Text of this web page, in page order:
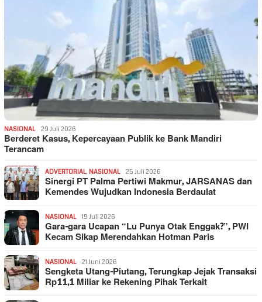
NASIONAL 29 Juli 2026
Berderet Kasus, Kepercayaan Publik ke Bank Mandiri
Terancam
ADVERTORIAL, NASIONAL 25 Juli 2026
Sinergi PT Palma Pertiwi Makmur, JARSANAS dan
Kemendes Wujudkan Indonesia Berdaulat
NASIONAL 19 Juli 2026
Gara-gara Ucapan “Lu Punya Otak Enggak?”, PWI
Kecam Sikap Merendahkan Hotman Paris
NASIONAL 21 Juni 2026
Sengketa Utang-Piutang, Terungkap Jejak Transaksi
Rp11,1 Miliar ke Rekening Pihak Terkait